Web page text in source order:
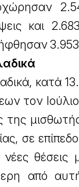
και
κατά
τον
της
σε
νέες θέσεις
από αυτή